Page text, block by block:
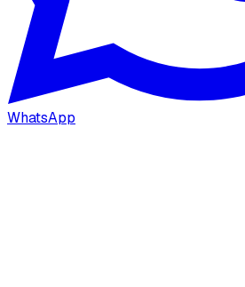
WhatsApp